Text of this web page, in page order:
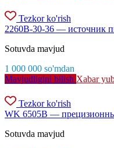
Tezkor ko'rish
2260B-30-36 — источник
Sotuvda mavjud
1 000 000 so'mdan
Mavjudligini bilish Xabar
Tezkor ko'rish
WK 6505B —
Sotuvda mavjud